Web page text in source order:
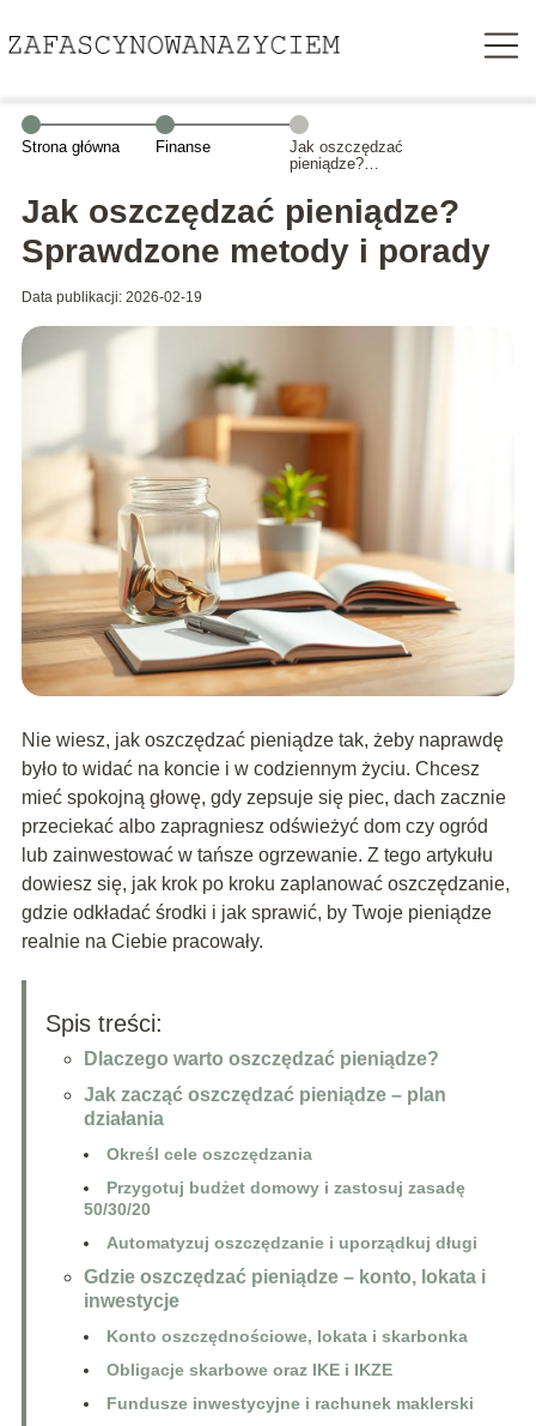
Strona główna Finanse
Jak oszczędzać
pieniądze?
metody i porady
Jak oszczędzać pieniądze?
Sprawdzone metody i porady
Data publikacji: 2026-02-19
Nie wiesz, jak oszczędzać pieniądze tak, żeby naprawdę
było to widać na koncie i w codziennym życiu. Chcesz
mieć spokojną głowę, gdy zepsuje się piec, dach zacznie
przeciekać albo zapragniesz odświeżyć dom czy ogród
lub zainwestować w tańsze ogrzewanie. Z tego artykułu
dowiesz się, jak krok po kroku zaplanować oszczędzanie,
gdzie odkładać środki i jak sprawić, by Twoje pieniądze
realnie na Ciebie pracowały.
Spis treści:
Dlaczego warto oszczędzać pieniądze?
Jak zacząć oszczędzać pieniądze – plan
działania
Określ cele oszczędzania
Przygotuj budżet domowy i zastosuj zasadę
50/30/20
Automatyzuj oszczędzanie i uporządkuj długi
Gdzie oszczędzać pieniądze – konto, lokata i
inwestycje
Konto oszczędnościowe, lokata i skarbonka
Obligacje skarbowe oraz IKE i IKZE
Fundusze inwestycyjne i rachunek maklerski